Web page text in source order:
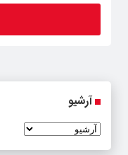
آرشیو